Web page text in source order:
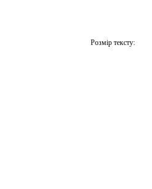
Розмір тексту: